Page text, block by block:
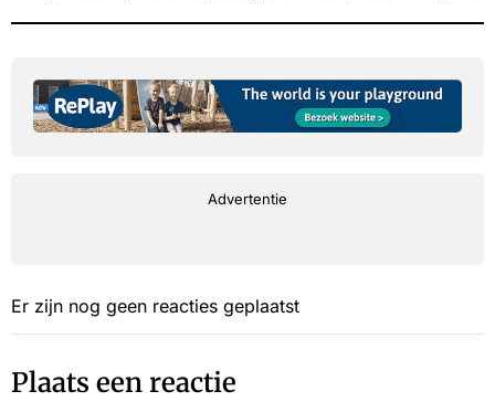
Advertentie
Er zijn nog geen reacties geplaatst
Plaats een reactie